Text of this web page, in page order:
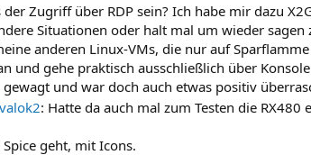
der Zugriff über RDP sein? Ich habe mir dazu
Situationen oder halt mal um wieder sagen
anderen Linux-VMs, die nur auf
und gehe praktisch ausschließlich über
gewagt und war doch auch etwas positiv
: Hatte da auch mal zum Testen die
Spice geht, mit Icons.